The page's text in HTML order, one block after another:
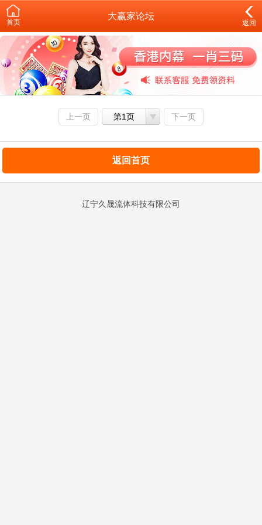
首页
大赢家论坛
返回
上一页 第1页 下一页
返回首页
辽宁久晟流体科技有限公司